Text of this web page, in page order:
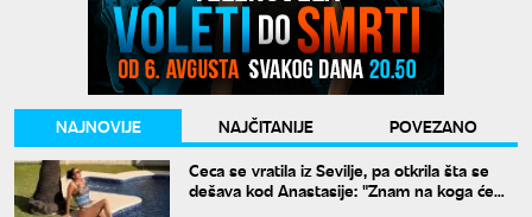
NAJNOVIJE NAJČITANIJE
POVEZANO
Ceca se vratila iz Sevilje, pa otkrila šta se
dešava kod Anastasije: "Znam na koga će